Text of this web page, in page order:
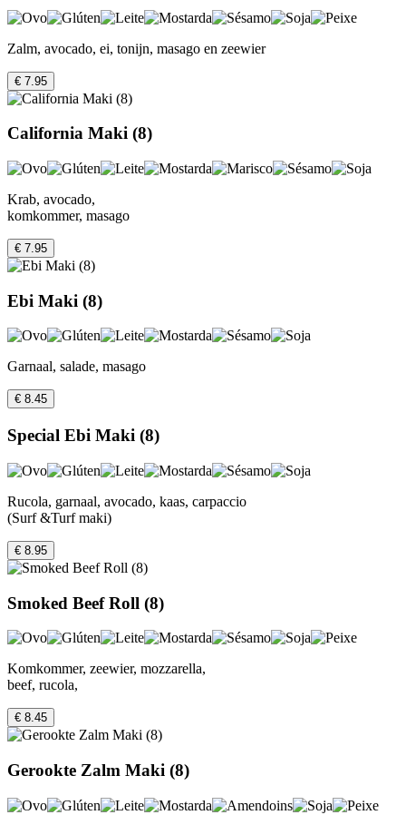
Zalm, avocado, ei, tonijn, masago en zeewier
€ 7.95
California Maki (8)
Krab, avocado,
komkommer, masago
€ 7.95
Ebi Maki (8)
Garnaal, salade, masago
€ 8.45
Special Ebi Maki (8)
Rucola, garnaal, avocado, kaas, carpaccio
(Surf &Turf maki)
€ 8.95
Smoked Beef Roll (8)
Komkommer, zeewier, mozzarella,
beef, rucola,
€ 8.45
Gerookte Zalm Maki (8)